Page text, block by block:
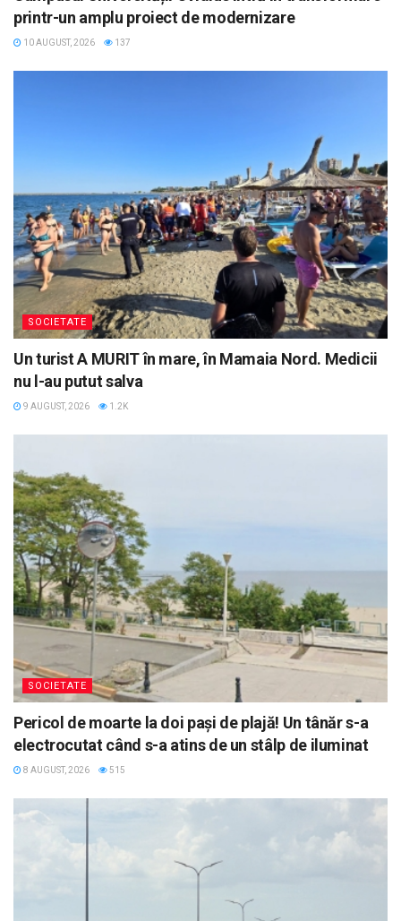
printr-un amplu proiect de modernizare
10 AUGUST, 2026 137
SOCIETATE
Un turist A MURIT în mare, în Mamaia Nord. Medicii
nu l-au putut salva
9 AUGUST, 2026 1.2K
SOCIETATE
Pericol de moarte la doi pași de plajă! Un tânăr s-a
electrocutat când s-a atins de un stâlp de iluminat
8 AUGUST, 2026 515